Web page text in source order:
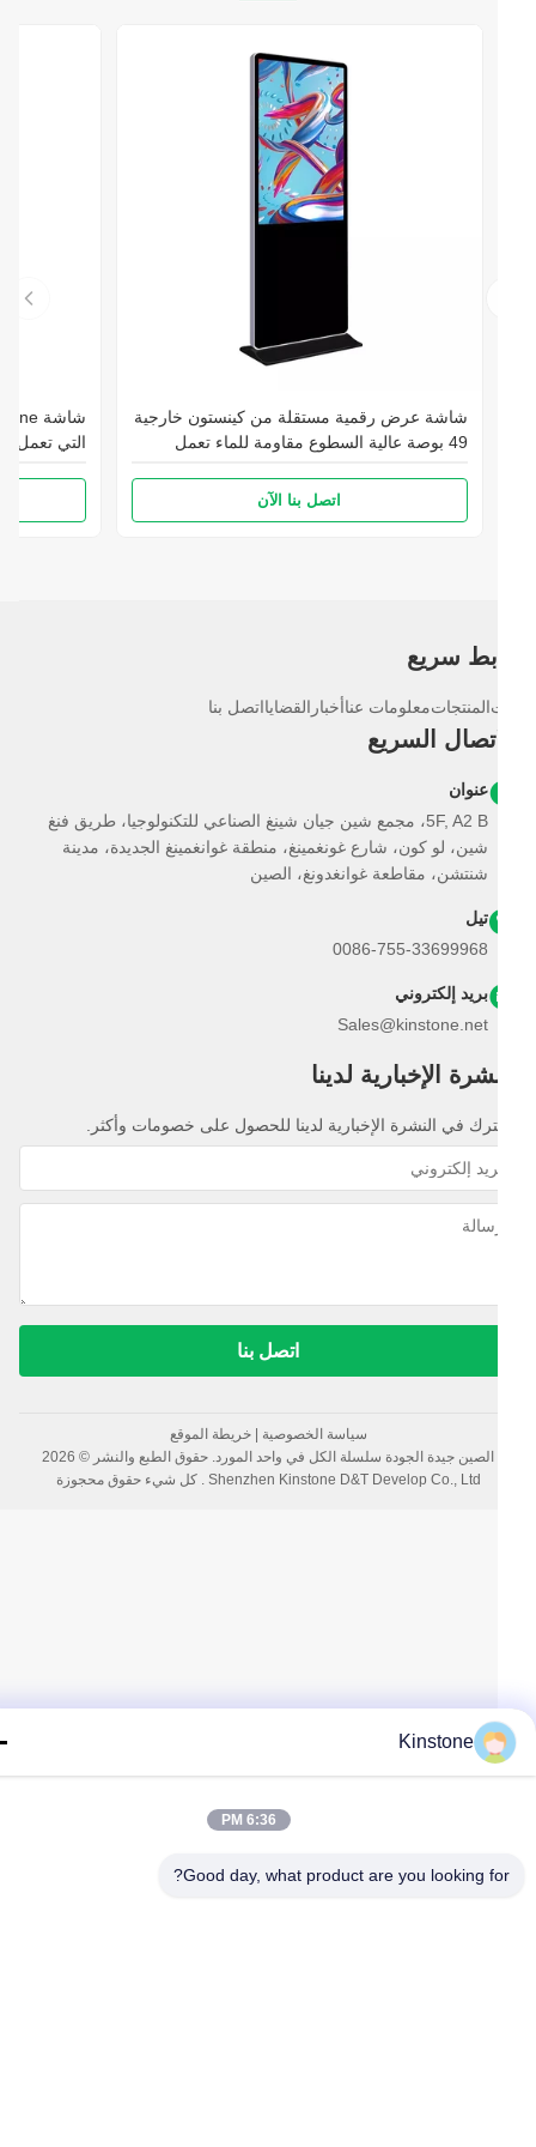
شاشة عرض رقمية مستقلة من كينستون خارجية
49 بوصة عالية السطوع مقاومة للماء تعمل
اتصل بنا الآن
التي تعمل
سريع
المنتجاتمعلومات عناأخبارالقضايااتصل بنا
السريع
عنوان
5F, A2 B، مجمع شين جيان شينغ الصناعي للتكنولوجيا، طريق فنغ
شين، لو كون، شارع غونغمينغ، منطقة غوانغمينغ الجديدة، مدينة
شنتشن، مقاطعة غوانغدونغ، الصين
0086-755-33699968
بريد إلكتروني
Sales@kinstone.net
الإخبارية لدينا
في النشرة الإخبارية لدينا للحصول على خصومات وأكثر.
اتصل بنا
سياسة الخصوصية|خريطة الموقع
الصين جيدة الجودة سلسلة الكل في واحد المورد. حقوق الطبع والنشر © 2026
Shenzhen Kinstone D&T Develop Co., Ltd . كل شيء حقوق محجوزة
Kinstone
6:36 PM
Good day, what product are you looking